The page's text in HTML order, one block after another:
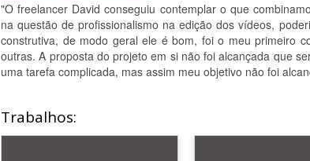
"O freelancer David conseguiu contemplar o que
na questão de profissionalismo na edição dos vídeos,
construtiva, de modo geral ele é bom, foi o meu primeiro
outras. A proposta do projeto em si não foi alcançada que
uma tarefa complicada, mas assim meu objetivo não foi
Trabalhos: